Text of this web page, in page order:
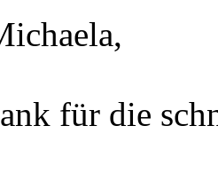
für die